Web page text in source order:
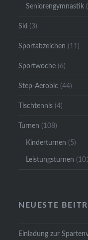
Seniorengymnastik
Ski (3)
Sportabzeichen (11)
Sportwoche (6)
Step-Aerobic (44)
Tischtennis (4)
Turnen (108)
Kinderturnen (5)
Leistungsturnen
NEUESTE
Einladung zur